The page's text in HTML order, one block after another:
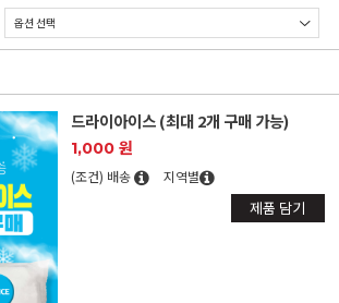
드라이아이스 (최대 2개 구매 가능)
1,000 원
(조건) 배송 지역별
제품 담기